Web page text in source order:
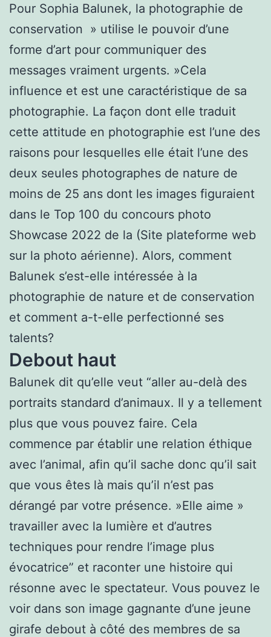
Pour Sophia Balunek, la photographie de
conservation » utilise le pouvoir d’une
forme d’art pour communiquer des
messages vraiment urgents. »Cela
influence et est une caractéristique de sa
photographie. La façon dont elle traduit
cette attitude en photographie est l’une des
raisons pour lesquelles elle était l’une des
deux seules photographes de nature de
moins de 25 ans dont les images figuraient
dans le Top 100 du concours photo
Showcase 2022 de la (Site plateforme web
sur la photo aérienne). Alors, comment
Balunek s’est-elle intéressée à la
photographie de nature et de conservation
et comment a-t-elle perfectionné ses
talents?
Debout haut
Balunek dit qu’elle veut “aller au-delà des
portraits standard d’animaux. Il y a tellement
plus que vous pouvez faire. Cela
commence par établir une relation éthique
avec l’animal, afin qu’il sache donc qu’il sait
que vous êtes là mais qu’il n’est pas
dérangé par votre présence. »Elle aime »
travailler avec la lumière et d’autres
techniques pour rendre l’image plus
évocatrice” et raconter une histoire qui
résonne avec le spectateur. Vous pouvez le
voir dans son image gagnante d’une jeune
girafe debout à côté des membres de sa